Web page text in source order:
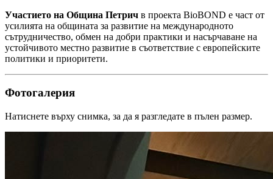
Участието на Община Петрич в проекта BioBOND е част от
усилията на общината за развитие на международното
сътрудничество, обмен на добри практики и насърчаване на
устойчивото местно развитие в съответствие с европейските
политики и приоритети.
Фотогалерия
Натиснете върху снимка, за да я разгледате в пълен размер.